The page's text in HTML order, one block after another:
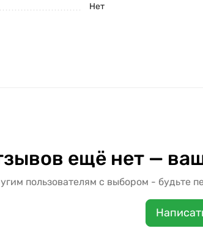
Нет
ещё нет —
пользователям с выбором - будьте